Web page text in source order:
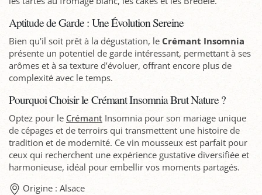
Aptitude de Garde : Une Évolution Sereine
Bien qu'il soit prêt à la dégustation, le Crémant Insomnia
présente un potentiel de garde intéressant, permettant à ses
arômes et à sa texture d’évoluer, offrant encore plus de
complexité avec le temps.
Pourquoi Choisir le Crémant Insomnia Brut Nature ?
Optez pour le Crémant Insomnia pour son mariage unique
de cépages et de terroirs qui transmettent une histoire de
tradition et de modernité. Ce vin mousseux est parfait pour
ceux qui recherchent une expérience gustative diversifiée et
harmonieuse, idéal pour embellir vos moments partagés.
Origine : Alsace